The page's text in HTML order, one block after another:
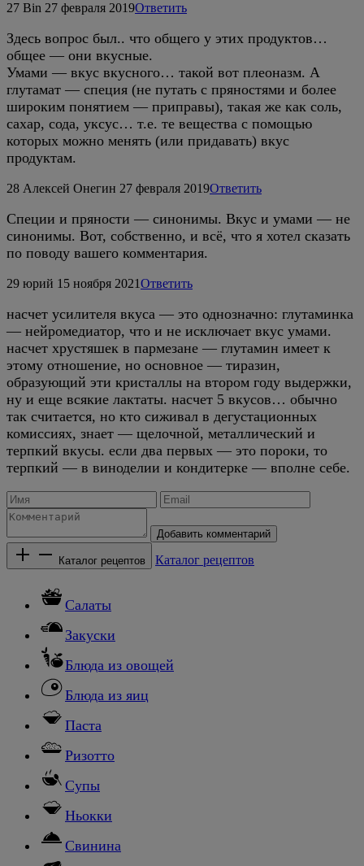
27 Bin 27 февраля 2019Ответить
Здесь вопрос был.. что общего у этих продуктов…
общее — они вкусные.
Умами — вкус вкусного… такой вот плеоназм. А
глутамат — специя (не путать с пряностями и более
широким понятием — приправы), такая же как соль,
сахар, сода, уксус… т.е. те вещества с помощью
которых можно менять (или придавать) вкус
продуктам.
28 Алексей Онегин 27 февраля 2019Ответить
Специи и пряности — синонимы. Вкус и умами — не
синонимы. Вот, собственно, и всё, что я хотел сказать
по поводу вашего комментария.
29 юрий 15 ноября 2021Ответить
насчет усилителя вкуса — это однозначно: глутаминка
— нейромедиатор, что и не исключает вкус умами.
насчет хрустяшек в пармезане — глутамин имеет к
этому отношение, но основное — тиразин,
образующий эти кристаллы на втором году выдержки,
ну и еще всякие лактаты. насчет 5 вкусов… обычно
так считается, но кто сиживал в дегустационных
комиссиях, знает — щелочной, металлический и
терпкий вкусы. если два первых — это пороки, то
терпкий — в виноделии и кондитерке — вполне себе.
Добавить комментарий
Каталог рецептов Каталог рецептов
Салаты
Закуски
Блюда из овощей
Блюда из яиц
Паста
Ризотто
Супы
Ньокки
Свинина